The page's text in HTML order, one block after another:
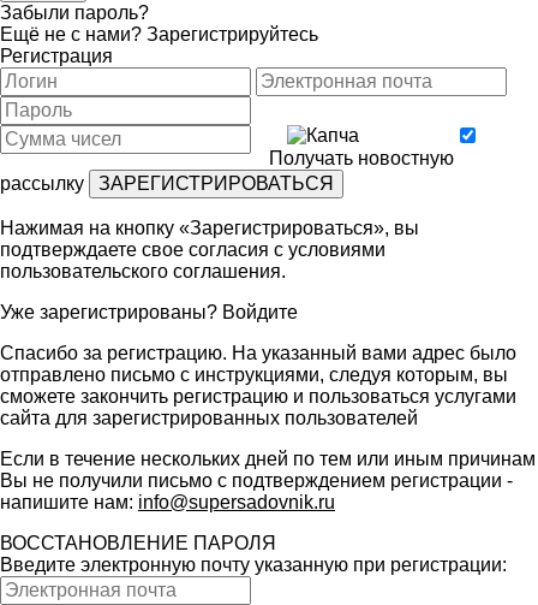
Забыли пароль?
Ещё не с нами? Зарегистрируйтесь
Регистрация
Получать новостную
рассылку
Нажимая на кнопку «Зарегистрироваться», вы
подтверждаете свое согласия с условиями
пользовательского соглашения.
Уже зарегистрированы? Войдите
Спасибо за регистрацию. На указанный вами адрес было
отправлено письмо с инструкциями, следуя которым, вы
сможете закончить регистрацию и пользоваться услугами
сайта для зарегистрированных пользователей
Если в течение нескольких дней по тем или иным причинам
Вы не получили письмо с подтверждением регистрации -
напишите нам: info@supersadovnik.ru
ВОССТАНОВЛЕНИЕ ПАРОЛЯ
Введите электронную почту указанную при регистрации: